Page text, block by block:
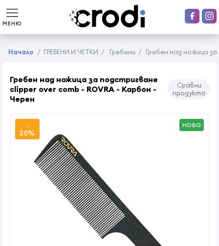
МЕНЮ
Начало / ГРЕБЕНИ И ЧЕТКИ / Гребени / Гребен над ножица
Гребен над ножица за подстригване
clipper over comb - ROVRA - Карбон -
Черен
Сравни
продукта
-
20%
НОВО